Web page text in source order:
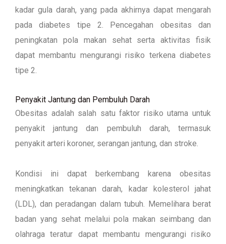
kadar gula darah, yang pada akhirnya dapat mengarah
pada diabetes tipe 2. Pencegahan obesitas dan
peningkatan pola makan sehat serta aktivitas fisik
dapat membantu mengurangi risiko terkena diabetes
tipe 2.
Penyakit Jantung dan Pembuluh Darah
Obesitas adalah salah satu faktor risiko utama untuk
penyakit jantung dan pembuluh darah, termasuk
penyakit arteri koroner, serangan jantung, dan stroke.
Kondisi ini dapat berkembang karena obesitas
meningkatkan tekanan darah, kadar kolesterol jahat
(LDL), dan peradangan dalam tubuh. Memelihara berat
badan yang sehat melalui pola makan seimbang dan
olahraga teratur dapat membantu mengurangi risiko